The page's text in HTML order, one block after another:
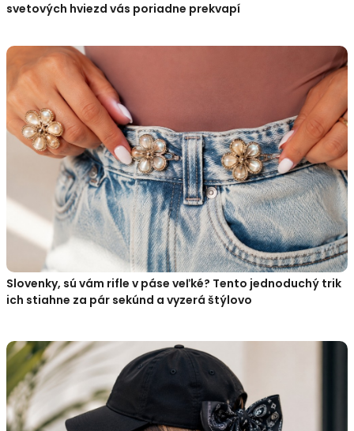
svetových hviezd vás poriadne prekvapí
Slovenky, sú vám rifle v páse veľké? Tento jednoduchý trik
ich stiahne za pár sekúnd a vyzerá štýlovo